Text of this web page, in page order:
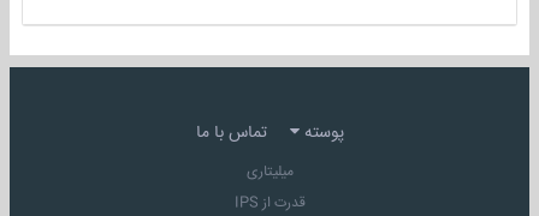
پوسته تماس با ما
میلیتاری
قدرت از IPS